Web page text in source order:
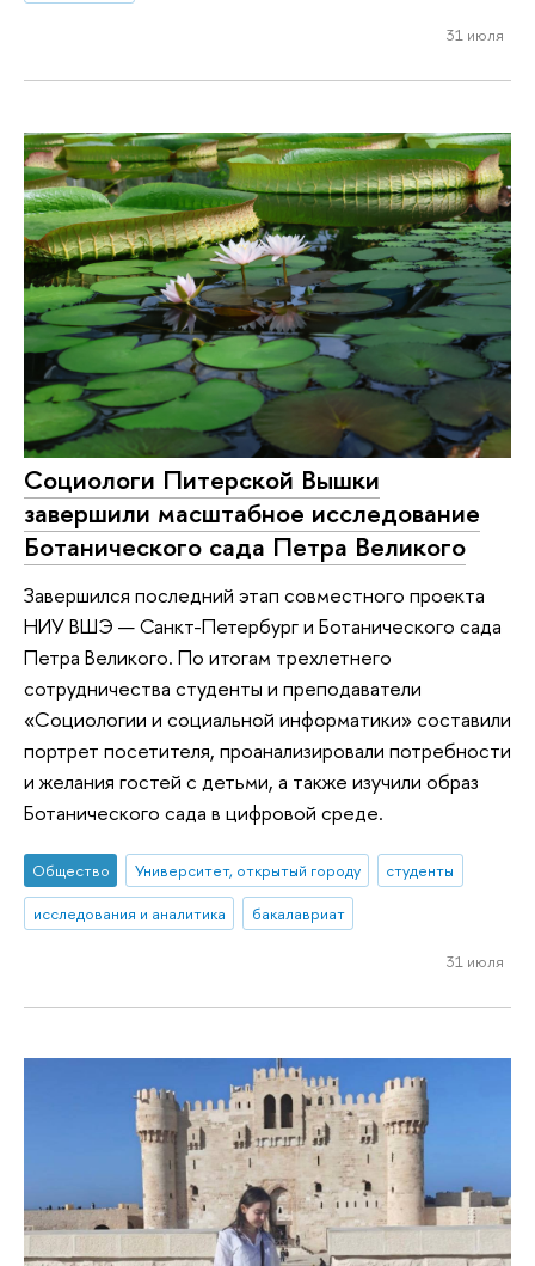
31 июля
Социологи Питерской Вышки
завершили масштабное исследование
Ботанического сада Петра Великого
Завершился последний этап совместного проекта
НИУ ВШЭ — Санкт-Петербург и Ботанического сада
Петра Великого. По итогам трехлетнего
сотрудничества студенты и преподаватели
«Социологии и социальной информатики» составили
портрет посетителя, проанализировали потребности
и желания гостей с детьми, а также изучили образ
Ботанического сада в цифровой среде.
Общество Университет, открытый городу
студенты
исследования и аналитика
бакалавриат
31 июля